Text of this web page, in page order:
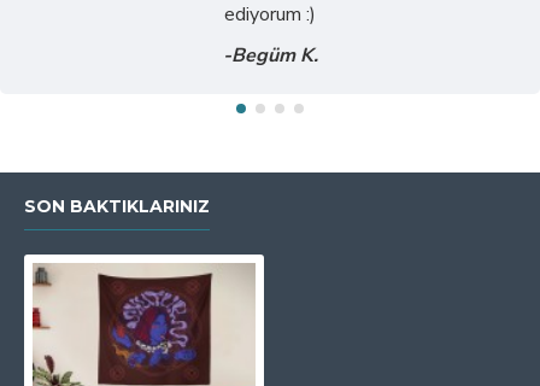
ediyorum :)
-Begüm K.
SON BAKTIKLARINIZ